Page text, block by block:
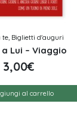
te, Biglietti d'auguri
Lui – Viaggio
3,00€
al carrello